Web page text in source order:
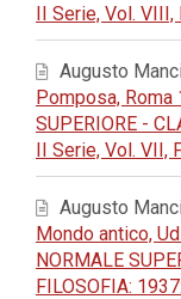
II Serie, Vol. VIII,
Augusto
Pomposa, Roma
SUPERIORE -
II Serie, Vol. VII,
Augusto
Mondo antico,
NORMALE
FILOSOFIA: